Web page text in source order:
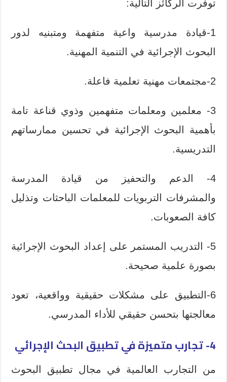
توفرت الركائز التالية:
1-قيادة مدرسية واعية متفهمة ومتبنيه لدور
البحوث الإجرائية في التنمية المهنية.
2-مجتمعات مهنية تعلمية فاعلة.
3- معلمين ومعلمات متفهمين وذوي قناعة تامة
بأهمية البحوث الإجرائية في تحسين ممارساتهم
التدريسية.
4- الدعم والتحفيز من قيادة المدرسة
والمشرفات التربويات للمعلمات الباحثات وتذليل
كافة الصعوبات.
5- التدريب المستمر على إعداد البحوث الإجرائية
بصورة علمية صحيحة.
6-التطبيق على مشكلات حقيقية وواقعية، تعود
معالجتها بتحسن حقيقي للأداء المدرسي.
4- تجارب متميزة في تطبيق البحث الإجرائي
من التجارب العالمية في مجال تطبيق البحوث